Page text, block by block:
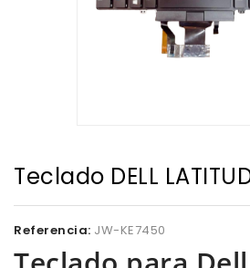
Teclado DELL
Referencia: JW-KE7450